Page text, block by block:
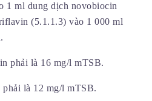
1 ml dung dịch novobiocin
(5.1.1.3) vào 1 000 ml
phải là 16 mg/l mTSB.
là 12 mg/l mTSB.